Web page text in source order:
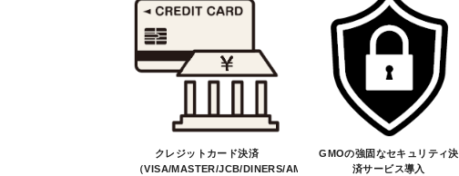
クレジットカード決済
（VISA/MASTER/JCB/DINERS/AMEX）、
GMOの強固なセキュリティ決
済サービス導入